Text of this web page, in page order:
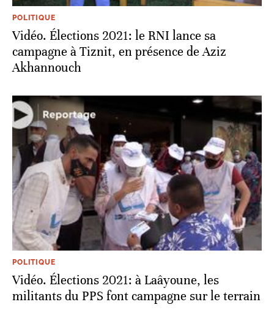
POLITIQUE
Vidéo. Élections 2021: le RNI lance sa
campagne à Tiznit, en présence de Aziz
Akhannouch
POLITIQUE
Vidéo. Élections 2021: à Laâyoune, les
militants du PPS font campagne sur le terrain